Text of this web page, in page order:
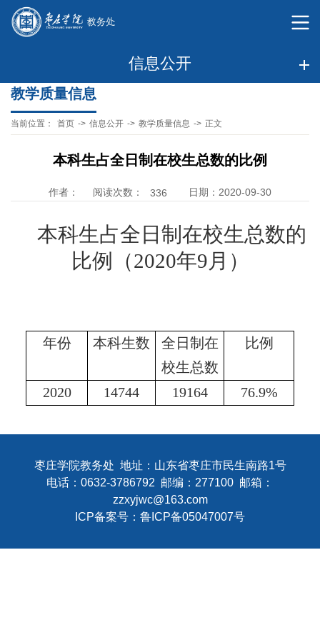
信息公开
教学质量信息
当前位置： 首页 -> 信息公开 -> 教学质量信息 -> 正文
本科生占全日制在校生总数的比例
作者： 阅读次数： 336 日期：2020-09-30
本科生占全日制在校生总数的
比例（2020年9月）
年份 本科生数
全日制在
校生总数
比例
2020 14744 19164 76.9%
枣庄学院教务处 地址：山东省枣庄市民生南路1号
电话：0632-3786792 邮编：277100 邮箱：
zzxyjwc@163.com
ICP备案号： 鲁ICP备05047007号